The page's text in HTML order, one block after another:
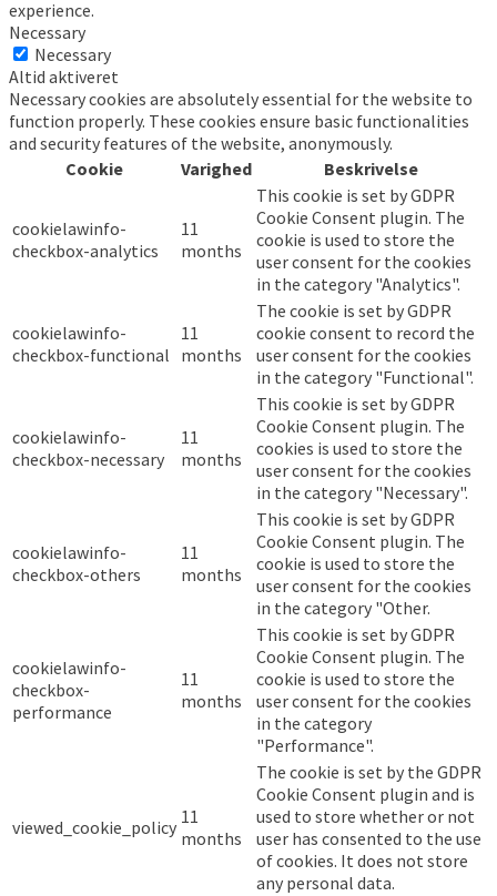
experience.
Necessary
Necessary
Altid aktiveret
Necessary cookies are absolutely essential for the website to
function properly. These cookies ensure basic functionalities
and security features of the website, anonymously.
Cookie
Varighed Beskrivelse
cookielawinfo-
checkbox-analytics
11
months
This cookie is set by GDPR
Cookie Consent plugin. The
cookie is used to store the
user consent for the cookies
in the category "Analytics".
cookielawinfo-
checkbox-functional
11
months
The cookie is set by GDPR
cookie consent to record the
user consent for the cookies
in the category "Functional".
cookielawinfo-
checkbox-necessary
11
months
This cookie is set by GDPR
Cookie Consent plugin. The
cookies is used to store the
user consent for the cookies
in the category "Necessary".
cookielawinfo-
checkbox-others
11
months
This cookie is set by GDPR
Cookie Consent plugin. The
cookie is used to store the
user consent for the cookies
in the category "Other.
cookielawinfo-
checkbox-
performance
11
months
This cookie is set by GDPR
Cookie Consent plugin. The
cookie is used to store the
user consent for the cookies
in the category
"Performance".
viewed_cookie_policy 11
months
The cookie is set by the GDPR
Cookie Consent plugin and is
used to store whether or not
user has consented to the use
of cookies. It does not store
any personal data.